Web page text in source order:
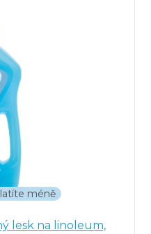
méně
lesk na linoleum,